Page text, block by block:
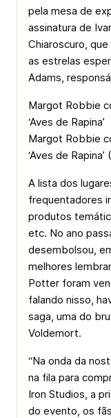
pela mesa de
assinatura de
Chiaroscuro,
as estrelas
Adams,
Margot Robbie
‘Aves de Rapina’
Margot Robbie
‘Aves de
A lista dos
frequentadores
produtos
etc. No ano
desembolsou,
melhores
Potter foram
falando nisso,
saga, uma do
Voldemort.
“Na onda da
na fila para
Iron Studios, a
do evento, os